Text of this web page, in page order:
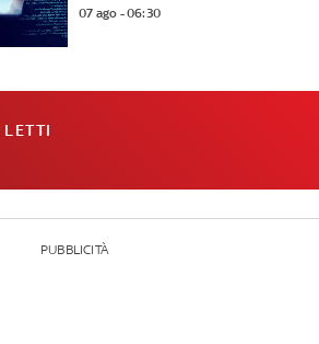
07 ago - 06:30
PUBBLICITÀ